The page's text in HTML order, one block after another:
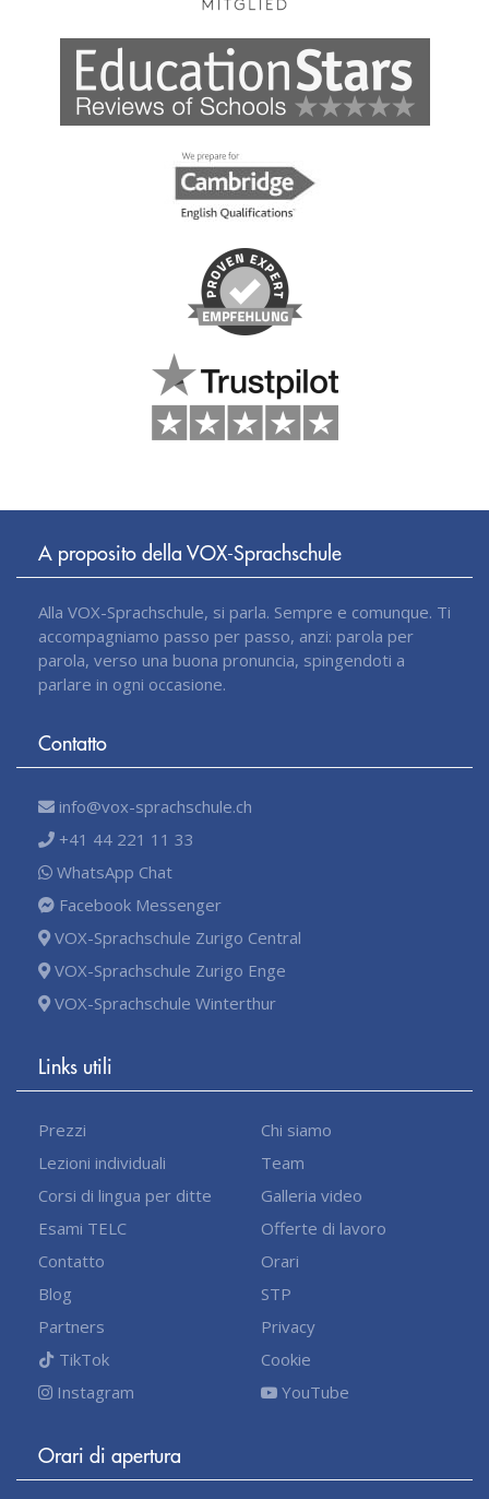
A proposito della VOX-Sprachschule
Alla VOX-Sprachschule, si parla. Sempre e comunque. Ti
accompagniamo passo per passo, anzi: parola per
parola, verso una buona pronuncia, spingendoti a
parlare in ogni occasione.
Contatto
info@vox-sprachschule.ch
+41 44 221 11 33
WhatsApp Chat
Facebook Messenger
VOX-Sprachschule Zurigo Central
VOX-Sprachschule Zurigo Enge
VOX-Sprachschule Winterthur
Links utili
Prezzi
Lezioni individuali
Corsi di lingua per ditte
Esami TELC
Contatto
Blog
Partners
TikTok
Instagram
Chi siamo
Team
Galleria video
Offerte di lavoro
Orari
STP
Privacy
Cookie
YouTube
Orari di apertura